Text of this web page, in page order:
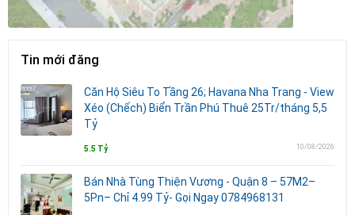
Tin mới đăng
Căn Hộ Siêu To Tầng 26; Havana Nha Trang - View
Xéo (Chếch) Biển Trần Phú Thuê 25Tr/tháng 5,5
Tỷ
5.5 Tỷ 10/08/2026
Bán Nhà Tùng Thiện Vương - Quận 8 – 57M2–
5Pn– Chỉ 4.99 Tỷ- Gọi Ngay 0784968131